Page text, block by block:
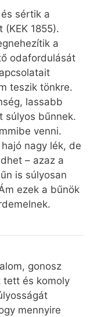
sértik a
1855).
a
odafordulását
teszik tönkre.
lassabb
súlyos bűnnek.
venni.
nagy lék, de
– azaz a
is súlyosan
ezek a bűnök
gonosz
tett és komoly
mennyire